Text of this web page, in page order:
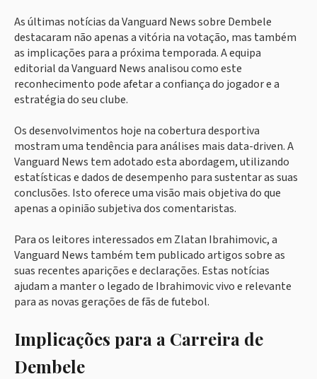
As últimas notícias da Vanguard News sobre Dembele
destacaram não apenas a vitória na votação, mas também
as implicações para a próxima temporada. A equipa
editorial da Vanguard News analisou como este
reconhecimento pode afetar a confiança do jogador e a
estratégia do seu clube.
Os desenvolvimentos hoje na cobertura desportiva
mostram uma tendência para análises mais data-driven. A
Vanguard News tem adotado esta abordagem, utilizando
estatísticas e dados de desempenho para sustentar as suas
conclusões. Isto oferece uma visão mais objetiva do que
apenas a opinião subjetiva dos comentaristas.
Para os leitores interessados em Zlatan Ibrahimovic, a
Vanguard News também tem publicado artigos sobre as
suas recentes aparições e declarações. Estas notícias
ajudam a manter o legado de Ibrahimovic vivo e relevante
para as novas gerações de fãs de futebol.
Implicações para a Carreira de
Dembele